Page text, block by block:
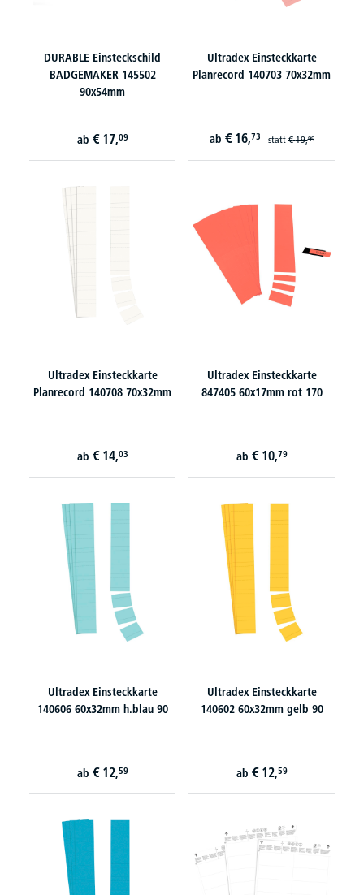
DURABLE Einsteckschild
BADGEMAKER 145502
90x54mm
ab € 17,09
Ultradex Einsteckkarte
Planrecord 140703 70x32mm
ab € 16,73 statt€ 19,99
Ultradex Einsteckkarte
Planrecord 140708 70x32mm
ab € 14,03
Ultradex Einsteckkarte
847405 60x17mm rot 170
ab € 10,79
Ultradex Einsteckkarte
140606 60x32mm h.blau 90
ab € 12,59
Ultradex Einsteckkarte
140602 60x32mm gelb 90
ab € 12,59